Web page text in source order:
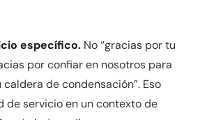
específico. No “gracias por tu
por confiar en nosotros para
de condensación”. Eso
de servicio en un contexto de